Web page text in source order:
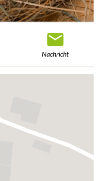
Nachricht